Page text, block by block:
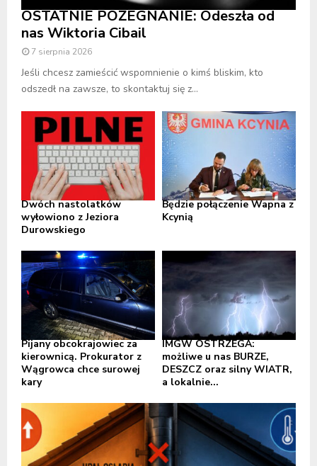
OSTATNIE POŻEGNANIE: Odeszła od
nas Wiktoria Cibail
7 sierpnia 2026
Jeśli chcesz zamieścić wspomnienie o kimś bliskim, kto
odszedł na zawsze, to skontaktuj się z...
Dwóch nastolatków
wyłowiono z Jeziora
Durowskiego
Będzie połączenie Wapna z
Kcynią
Pijany obcokrajowiec za
kierownicą. Prokurator z
Wągrowca chce surowej
kary
IMGW OSTRZEGA:
możliwe u nas BURZE,
DESZCZ oraz silny WIATR,
a lokalnie...